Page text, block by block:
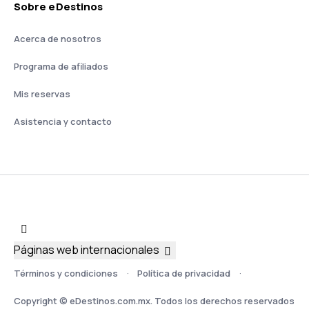
Sobre eDestinos
Acerca de nosotros
Programa de afiliados
Mis reservas
Asistencia y contacto
Términos y condiciones Política de privacidad
Copyright © eDestinos.com.mx. Todos los derechos reservados
Páginas web internacionales